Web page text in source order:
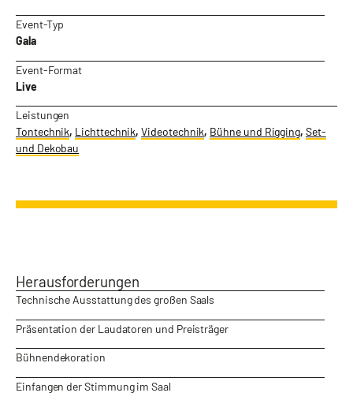
Event-Typ
Gala
Event-Format
Live
Leistungen
Tontechnik, Lichttechnik,Videotechnik, Bühne und Rigging, Set-
und Dekobau
Herausforderungen
Technische Ausstattung des großen Saals
Präsentation der Laudatoren und Preisträger
Bühnendekoration
Einfangen der Stimmung im Saal